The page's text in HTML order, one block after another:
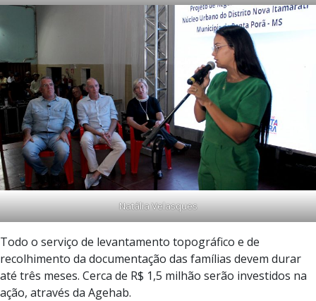
Natália Velasques
Todo o serviço de levantamento topográfico e de
recolhimento da documentação das famílias devem durar
até três meses. Cerca de R$ 1,5 milhão serão investidos na
ação, através da Agehab.